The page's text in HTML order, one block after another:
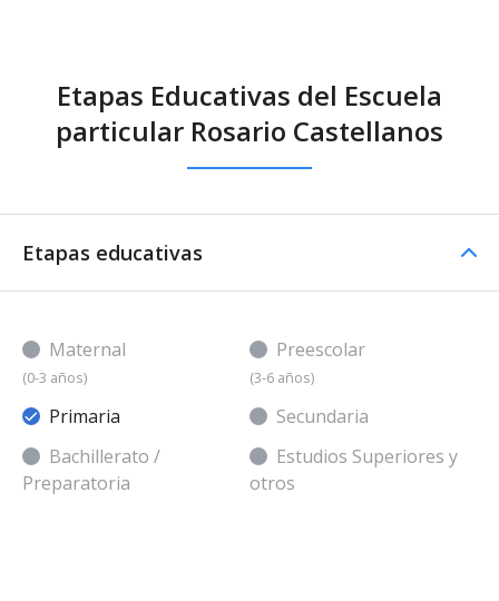
Etapas Educativas del Escuela
particular Rosario Castellanos
Etapas educativas
Maternal
(0-3 años)
Preescolar
(3-6 años)
Primaria
Secundaria
Bachillerato /
Preparatoria
Estudios Superiores y
otros